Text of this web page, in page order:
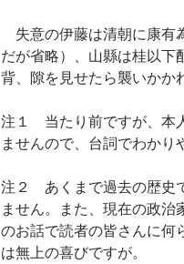
失意の伊藤は清朝に康有
だが省略）、山縣は桂以下
背、隙を見せたら襲いかか
注１ 当たり前ですが、本
ませんので、台詞でわかり
注２ あくまで過去の歴史
ません。また、現在の政治
のお話で読者の皆さんに何
は無上の喜びですが。